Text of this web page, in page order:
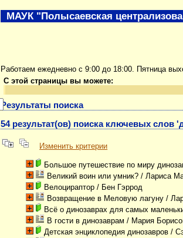
Работаем ежедневно с 9:00 до 18:00. Пятница
С этой страницы вы можете:
Результаты поиска
54 результат(ов) поиска ключевых слов
Изменить критерии
Большое путешествие по миру
Великий воин или умник? / Лариса
Велоцираптор / Бен Гэррод
Возвращение в Меловую лагуну /
Всё о динозаврах для самых
В гости в динозаврам / Мария
Детская энциклопедия динозавров /
МАУК "Полысаевская